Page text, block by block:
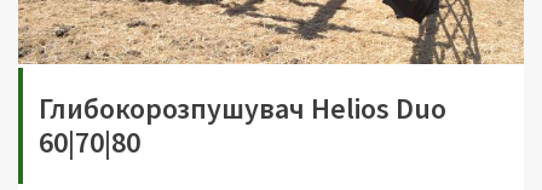
Глибокорозпушувач Helios Duo
60|70|80